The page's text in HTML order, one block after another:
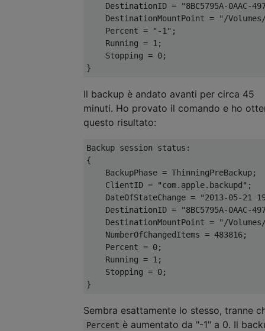
DestinationID = "8BC5795A-0AAC-
DestinationMountPoint = "/
    Percent = "-1";
    Running = 1;
    Stopping = 0;
Il backup è andato avanti per circa 45
minuti. Ho provato il comando e ho
questo risultato:
Backup session status:
{
    BackupPhase = ThinningPreBackup;
    ClientID = "com.apple.backupd";
DateOfStateChange = "2013-05-21
DestinationID = "8BC5795A-0AAC-
DestinationMountPoint = "/
    NumberOfChangedItems = 483816;
    Percent = 0;
    Running = 1;
    Stopping = 0;
Sembra esattamente lo stesso, tranne
Percent è aumentato da "-1" a 0. Il